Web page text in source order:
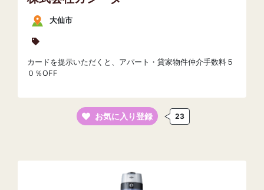
大仙市
カードを提示いただくと、アパート・貸家物件仲介手数料５
０％OFF
お気に入り登録 23